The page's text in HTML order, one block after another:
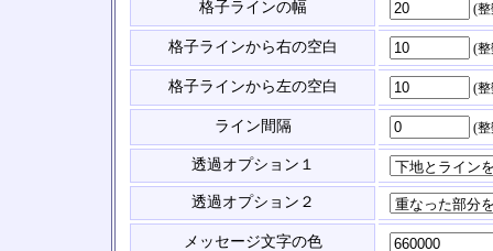
格子ラインの幅 (
格子ラインから右の空白 (
格子ラインから左の空白 (
ライン間隔 (
透過オプション１
透過オプション２
メッセージ文字の色